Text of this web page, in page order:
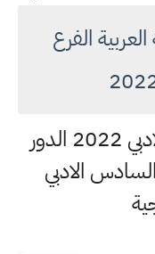
الفرع
حل اللغة العربية السادس الادبي 2022 الدور
الادبي